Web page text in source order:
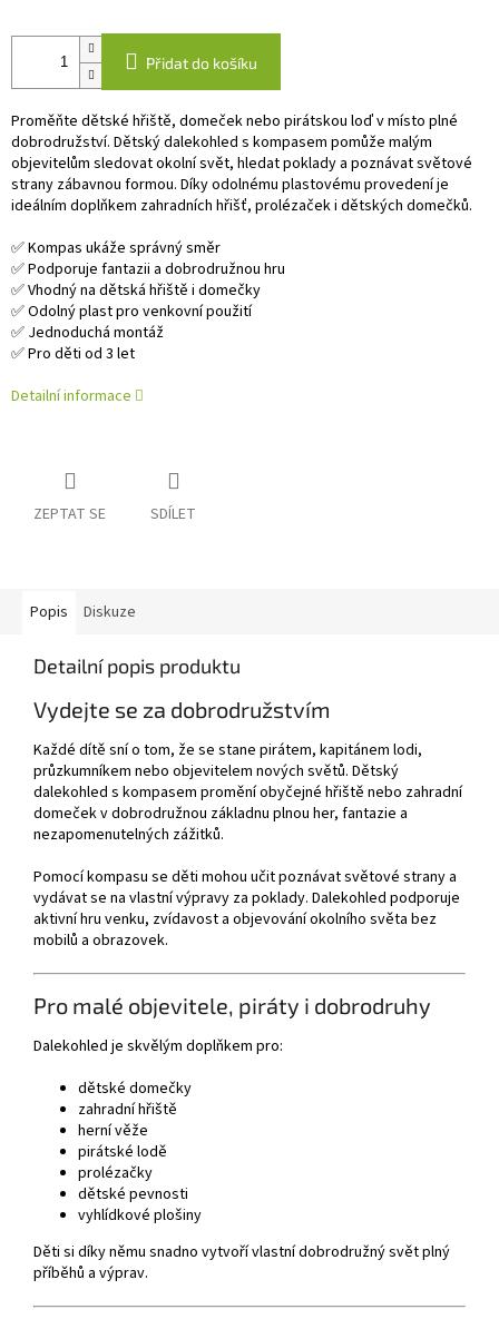
Přidat do košíku
Proměňte dětské hřiště, domeček nebo pirátskou loď v místo plné
dobrodružství. Dětský dalekohled s kompasem pomůže malým
objevitelům sledovat okolní svět, hledat poklady a poznávat světové
strany zábavnou formou. Díky odolnému plastovému provedení je
ideálním doplňkem zahradních hřišť, prolézaček i dětských domečků.
✅ Kompas ukáže správný směr
✅ Podporuje fantazii a dobrodružnou hru
✅ Vhodný na dětská hřiště i domečky
✅ Odolný plast pro venkovní použití
✅ Jednoduchá montáž
✅ Pro děti od 3 let
Detailní informace
ZEPTAT SE SDÍLET
Popis Diskuze
Detailní popis produktu
Vydejte se za dobrodružstvím
Každé dítě sní o tom, že se stane pirátem, kapitánem lodi,
průzkumníkem nebo objevitelem nových světů. Dětský
dalekohled s kompasem promění obyčejné hřiště nebo zahradní
domeček v dobrodružnou základnu plnou her, fantazie a
nezapomenutelných zážitků.
Pomocí kompasu se děti mohou učit poznávat světové strany a
vydávat se na vlastní výpravy za poklady. Dalekohled podporuje
aktivní hru venku, zvídavost a objevování okolního světa bez
mobilů a obrazovek.
Pro malé objevitele, piráty i dobrodruhy
Dalekohled je skvělým doplňkem pro:
dětské domečky
zahradní hřiště
herní věže
pirátské lodě
prolézačky
dětské pevnosti
vyhlídkové plošiny
Děti si díky němu snadno vytvoří vlastní dobrodružný svět plný
příběhů a výprav.